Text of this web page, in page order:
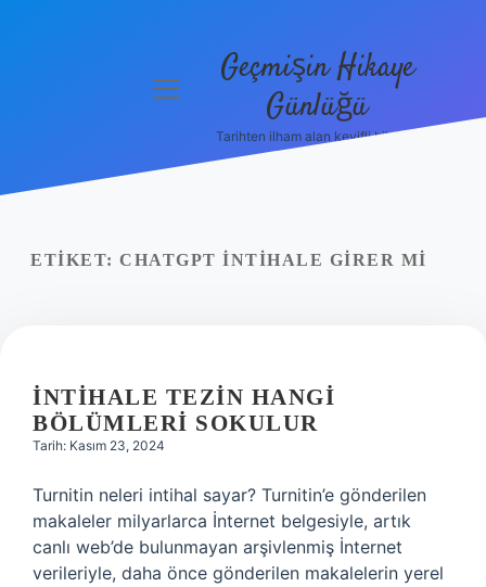
menüyü
Geçmişin Hikaye
Günlüğü
Tarihten ilham alan keyifli bilgiler!
ETIKET: CHATGPT INTIHALE GIRER MI
İNTIHALE TEZIN HANGI
BÖLÜMLERI SOKULUR
Tarih: Kasım 23, 2024
Turnitin neleri intihal sayar? Turnitin’e gönderilen
makaleler milyarlarca İnternet belgesiyle, artık
canlı web’de bulunmayan arşivlenmiş İnternet
verileriyle, daha önce gönderilen makalelerin yerel